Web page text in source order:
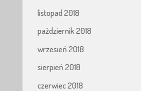
listopad 2018
październik 2018
wrzesień 2018
sierpień 2018
czerwiec 2018